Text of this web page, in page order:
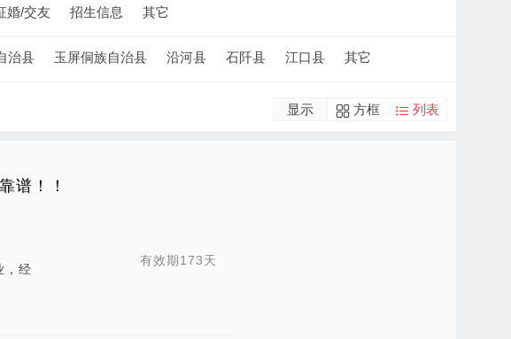
婚/交友 招生信息 其它
治县 玉屏侗族自治县 沿河县 石阡县 江口县 其它
显示 方框 列表
有效期173天
谱！！
，经